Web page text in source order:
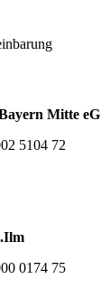
Mitte eG
5104 72
0174 75